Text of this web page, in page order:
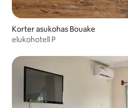
Korter asukohas Bouake
elukohotell P